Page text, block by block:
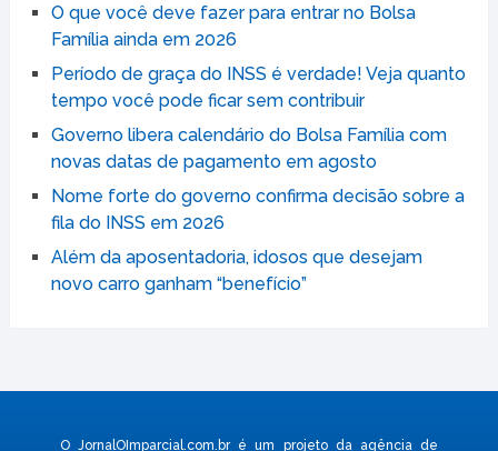
O que você deve fazer para entrar no Bolsa
Família ainda em 2026
Período de graça do INSS é verdade! Veja quanto
tempo você pode ficar sem contribuir
Governo libera calendário do Bolsa Família com
novas datas de pagamento em agosto
Nome forte do governo confirma decisão sobre a
fila do INSS em 2026
Além da aposentadoria, idosos que desejam
novo carro ganham “benefício”
O JornalOImparcial.com.br é um projeto da agência de